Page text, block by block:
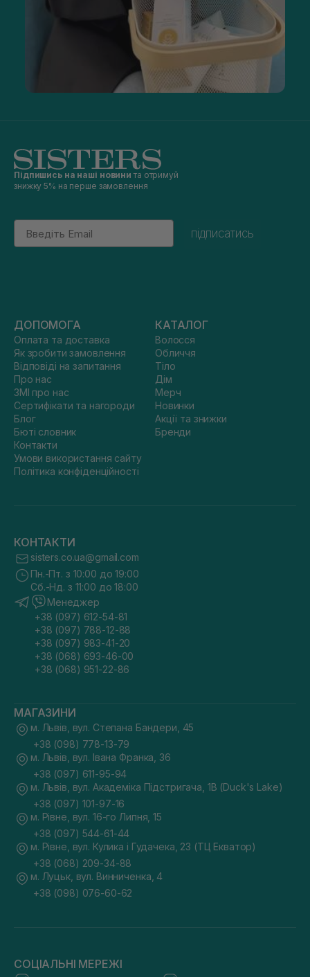
Підпишись на наші новини та отримуй
знижку 5% на перше замовлення
Email
підписатись
ДОПОМОГА
Оплата та доставка
Як зробити замовлення
Відповіді на запитання
Про нас
ЗМІ про нас
Сертифікати та нагороди
Блог
Бюті словник
Контакти
Умови використання сайту
Політика конфіденційності
КАТАЛОГ
Волосся
Обличчя
Тіло
Дім
Мерч
Новинки
Акції та знижки
Бренди
КОНТАКТИ
sisters.co.ua@gmail.com
Пн.-Пт. з 10:00 до 19:00
Сб.-Нд. з 11:00 до 18:00
Менеджер
+38 (097) 612-54-81
+38 (097) 788-12-88
+38 (097) 983-41-20
+38 (068) 693-46-00
+38 (068) 951-22-86
МАГАЗИНИ
м. Львів, вул. Степана Бандери, 45
+38 (098) 778-13-79
м. Львів, вул. Івана Франка, 36
+38 (097) 611-95-94
м. Львів, вул. Академіка Підстригача, 1В (Duck's Lake)
+38 (097) 101-97-16
м. Рівне, вул. 16-го Липня, 15
+38 (097) 544-61-44
м. Рівне, вул. Кулика і Гудачека, 23 (ТЦ Екватор)
+38 (068) 209-34-88
м. Луцьк, вул. Винниченка, 4
+38 (098) 076-60-62
СОЦІАЛЬНІ МЕРЕЖІ